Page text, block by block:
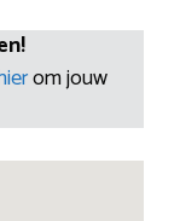
om jouw